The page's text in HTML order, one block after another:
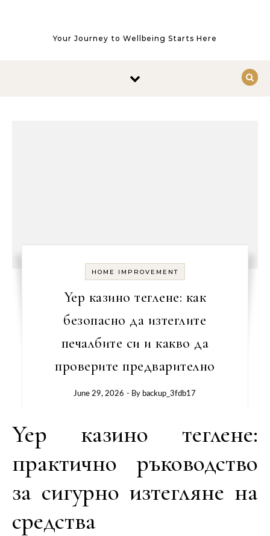
Your Journey to Wellbeing Starts Here
HOME IMPROVEMENT
Yep казино теглене: как
безопасно да изтеглите
печалбите си и какво да
проверите предварително
June 29, 2026 - By backup_3fdb17
Yep казино теглене:
практично ръководство
за сигурно изтегляне на
средства